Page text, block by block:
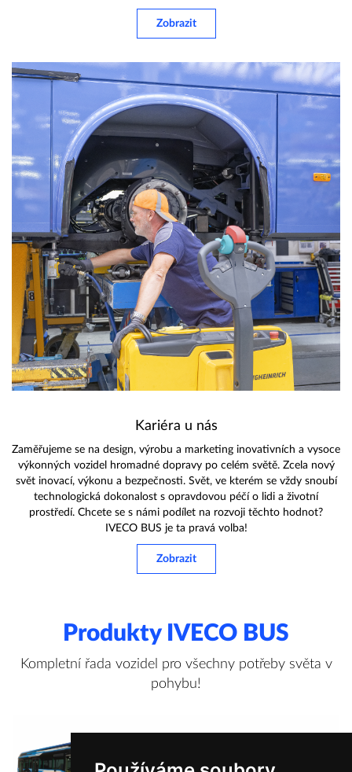
Zobrazit
Kariéra u nás
Zaměřujeme se na design, výrobu a marketing inovativních a vysoce
výkonných vozidel hromadné dopravy po celém světě. Zcela nový
svět inovací, výkonu a bezpečnosti. Svět, ve kterém se vždy snoubí
technologická dokonalost s opravdovou péčí o lidi a životní
prostředí. Chcete se s námi podílet na rozvoji těchto hodnot?
IVECO BUS je ta pravá volba!
Zobrazit
Produkty IVECO BUS
Kompletní řada vozidel pro všechny potřeby světa v
pohybu!